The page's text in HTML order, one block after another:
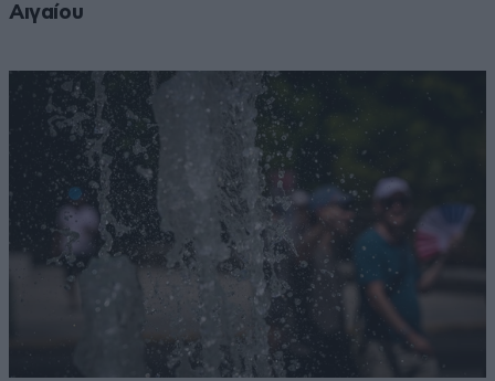
Αιγαίου